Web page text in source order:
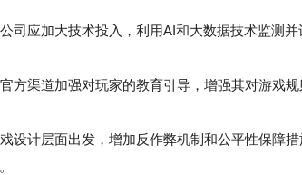
司应加大技术投入，利用AI和大数据技术监测
渠道加强对玩家的教育引导，增强其对游戏规
计层面出发，增加反作弊机制和公平性保障措